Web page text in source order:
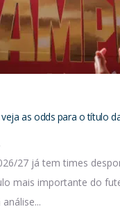
as odds para o título
27 já tem times
mais importante do